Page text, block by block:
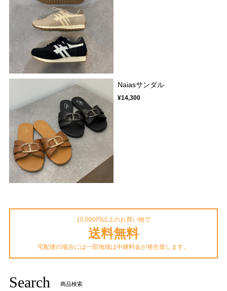
Naiasサンダル
¥14,300
10,000円以上のお買い物で
送料無料
宅配便の場合には一部地域は中継料金が発生致します。
Search 商品検索